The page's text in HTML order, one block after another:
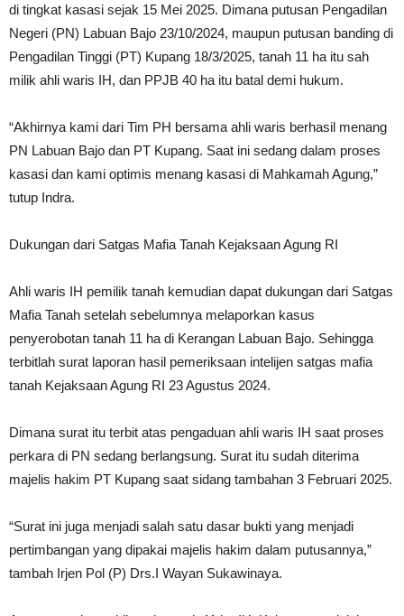
di tingkat kasasi sejak 15 Mei 2025. Dimana putusan Pengadilan
Negeri (PN) Labuan Bajo 23/10/2024, maupun putusan banding di
Pengadilan Tinggi (PT) Kupang 18/3/2025, tanah 11 ha itu sah
milik ahli waris IH, dan PPJB 40 ha itu batal demi hukum.
“Akhirnya kami dari Tim PH bersama ahli waris berhasil menang
PN Labuan Bajo dan PT Kupang. Saat ini sedang dalam proses
kasasi dan kami optimis menang kasasi di Mahkamah Agung,”
tutup Indra.
Dukungan dari Satgas Mafia Tanah Kejaksaan Agung RI
Ahli waris IH pemilik tanah kemudian dapat dukungan dari Satgas
Mafia Tanah setelah sebelumnya melaporkan kasus
penyerobotan tanah 11 ha di Kerangan Labuan Bajo. Sehingga
terbitlah surat laporan hasil pemeriksaan intelijen satgas mafia
tanah Kejaksaan Agung RI 23 Agustus 2024.
Dimana surat itu terbit atas pengaduan ahli waris IH saat proses
perkara di PN sedang berlangsung. Surat itu sudah diterima
majelis hakim PT Kupang saat sidang tambahan 3 Februari 2025.
“Surat ini juga menjadi salah satu dasar bukti yang menjadi
pertimbangan yang dipakai majelis hakim dalam putusannya,”
tambah Irjen Pol (P) Drs.I Wayan Sukawinaya.